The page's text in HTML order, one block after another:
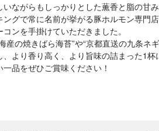
ながらもしっかりとした薫香と脂の甘み
グで常に名前が挙がる豚ホルモン専門
ンを手掛けていただきました。
産の焼きばら海苔”や“京都直送の九条ネ
より香り高く、より旨味の詰まった1杯
品をぜひご賞味ください！